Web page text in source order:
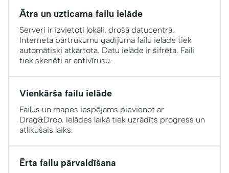
Ātra un uzticama failu ielāde
Serveri ir izvietoti lokāli, drošā datucentrā.
Interneta pārtrūkumu gadījumā failu ielāde tiek
automātiski atkārtota. Datu ielāde ir šifrēta. Faili
tiek skenēti ar antivīrusu.
Vienkārša failu ielāde
Failus un mapes iespējams pievienot ar
Drag&Drop. Ielādes laikā tiek uzrādīts progress un
atlikušais laiks.
Ērta failu pārvaldīšana